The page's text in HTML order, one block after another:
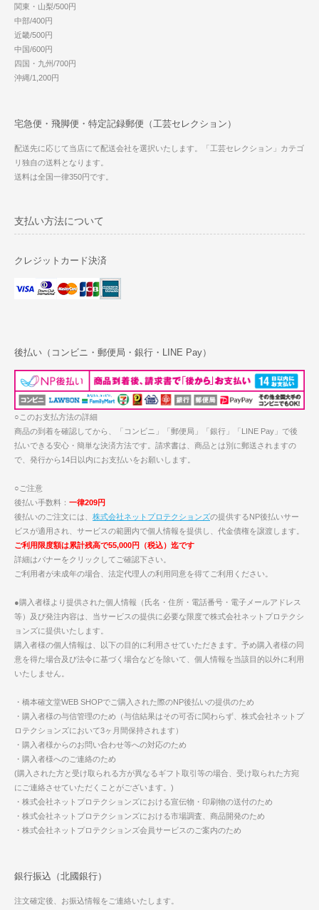
関東・山梨/500円
中部/400円
近畿/500円
中国/600円
四国・九州/700円
沖縄/1,200円
宅急便・飛脚便・特定記録郵便（工芸セレクション）
配送先に応じて当店にて配送会社を選択いたします。「工芸セレクション」カテゴ
リ独自の送料となります。
送料は全国一律350円です。
支払い方法について
クレジットカード決済
後払い（コンビニ・郵便局・銀行・LINE Pay）
○このお支払方法の詳細
商品の到着を確認してから、「コンビニ」「郵便局」「銀行」「LINE Pay」で後
払いできる安心・簡単な決済方法です。請求書は、商品とは別に郵送されますの
で、発行から14日以内にお支払いをお願いします。
○ご注意
後払い手数料： 一律209円
後払いのご注文には、 株式会社ネットプロテクションズの提供するNP後払いサー
ビスが適用され、サービスの範囲内で個人情報を提供し、代金債権を譲渡します。
ご利用限度額は累計残高で55,000円（税込）迄です
詳細はバナーをクリックしてご確認下さい。
ご利用者が未成年の場合、法定代理人の利用同意を得てご利用ください。
●購入者様より提供された個人情報（氏名・住所・電話番号・電子メールアドレス
等）及び発注内容は、当サービスの提供に必要な限度で株式会社ネットプロテクシ
ョンズに提供いたします。
購入者様の個人情報は、以下の目的に利用させていただきます。予め購入者様の同
意を得た場合及び法令に基づく場合などを除いて、個人情報を当該目的以外に利用
いたしません。
・橋本確文堂WEB SHOPでご購入された際のNP後払いの提供のため
・購入者様の与信管理のため（与信結果はその可否に関わらず、株式会社ネットプ
ロテクションズにおいて3ヶ月間保持されます）
・購入者様からのお問い合わせ等への対応のため
・購入者様へのご連絡のため
(購入された方と受け取られる方が異なるギフト取引等の場合、受け取られた方宛
にご連絡させていただくことがございます。)
・株式会社ネットプロテクションズにおける宣伝物・印刷物の送付のため
・株式会社ネットプロテクションズにおける市場調査、商品開発のため
・株式会社ネットプロテクションズ会員サービスのご案内のため
銀行振込（北國銀行）
注文確定後、お振込情報をご連絡いたします。